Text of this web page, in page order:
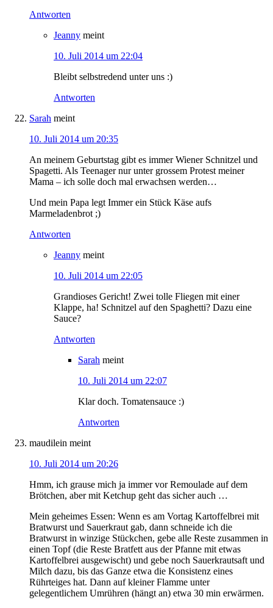
Antworten
Jeanny meint
10. Juli 2014 um 22:04
Bleibt selbstredend unter uns :)
Antworten
Sarah meint
10. Juli 2014 um 20:35
An meinem Geburtstag gibt es immer Wiener Schnitzel und
Spagetti. Als Teenager nur unter grossem Protest meiner
Mama – ich solle doch mal erwachsen werden…
Und mein Papa legt Immer ein Stück Käse aufs
Marmeladenbrot ;)
Antworten
Jeanny meint
10. Juli 2014 um 22:05
Grandioses Gericht! Zwei tolle Fliegen mit einer
Klappe, ha! Schnitzel auf den Spaghetti? Dazu eine
Sauce?
Antworten
Sarah meint
10. Juli 2014 um 22:07
Klar doch. Tomatensauce :)
Antworten
maudilein meint
10. Juli 2014 um 20:26
Hmm, ich grause mich ja immer vor Remoulade auf dem
Brötchen, aber mit Ketchup geht das sicher auch …
Mein geheimes Essen: Wenn es am Vortag Kartoffelbrei mit
Bratwurst und Sauerkraut gab, dann schneide ich die
Bratwurst in winzige Stückchen, gebe alle Reste zusammen in
einen Topf (die Reste Bratfett aus der Pfanne mit etwas
Kartoffelbrei ausgewischt) und gebe noch Sauerkrautsaft und
Milch dazu, bis das Ganze etwa die Konsistenz eines
Rührteiges hat. Dann auf kleiner Flamme unter
gelegentlichem Umrühren (hängt an) etwa 30 min erwärmen.